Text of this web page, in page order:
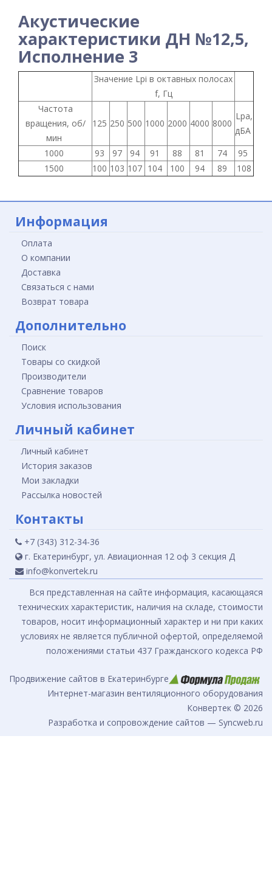
Акустические
характеристики ДН №12,5,
Исполнение 3
Значение Lpi в октавных полосах
f, Гц
Частота
вращения, об/
мин
125 250 500 1000 2000 4000 8000
Lpa,
дБА
1000
93 97 94 91 88 81 74
95
1500
100 103 107 104 100 94 89 108
Информация
Оплата
О компании
Доставка
Связаться с нами
Возврат товара
Дополнительно
Поиск
Товары со скидкой
Производители
Сравнение товаров
Условия использования
Личный кабинет
Личный кабинет
История заказов
Мои закладки
Рассылка новостей
Контакты
+7 (343) 312-34-36
г. Екатеринбург, ул. Авиационная 12 оф 3 секция Д
info@konvertek.ru
Вся представленная на сайте информация, касающаяся
технических характеристик, наличия на складе, стоимости
товаров, носит информационный характер и ни при каких
условиях не является публичной офертой, определяемой
положениями статьи 437 Гражданского кодекса РФ
Продвижение сайтов в Екатеринбурге
Интернет-магазин вентиляционного оборудования
Конвертек © 2026
Разработка и сопровождение сайтов — Syncweb.ru